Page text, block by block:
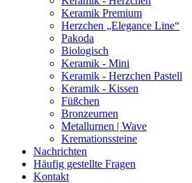
Keramik Premium
Herzchen „Elegance Line“
Pakoda
Biologisch
Keramik - Mini
Keramik - Herzchen Pastell
Keramik - Kissen
Füßchen
Bronzeurnen
Metallurnen | Wave
Kremationssteine
Nachrichten
Häufig gestellte Fragen
Kontakt